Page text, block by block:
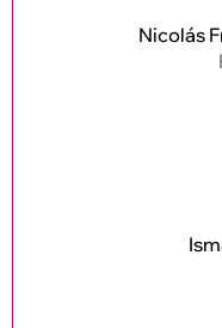
Nicolás